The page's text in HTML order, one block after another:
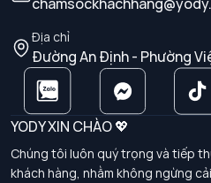
Địa chỉ
Đường An Định - Phường
YODY XIN CHÀO 💖
Chúng tôi luôn quý trọng và tiếp
khách hàng, nhằm không ngừng